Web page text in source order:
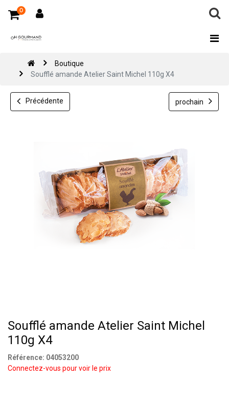
0
Boutique
Soufflé amande Atelier Saint Michel 110g X4
Précédente prochain
Soufflé amande Atelier Saint Michel
110g X4
Référence: 04053200
Connectez-vous pour voir le prix